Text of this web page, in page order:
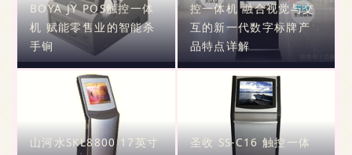
BOYA JY POS触控一体
机 赋能零售业的智能杀
手锏
控一体机 融合视觉与交
互的新一代数字标牌产
品特点详解
山河水SKL8800 17英寸
圣收 SS-C16 触控一体